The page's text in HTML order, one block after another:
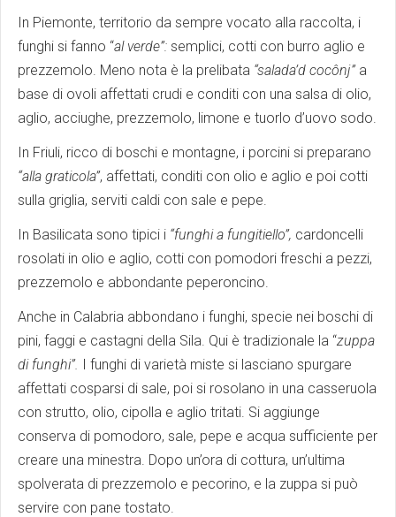
In Piemonte, territorio da sempre vocato alla raccolta, i
funghi si fanno “al verde”: semplici, cotti con burro aglio e
prezzemolo. Meno nota è la prelibata “salada’d cocônj”a
base di ovoli affettati crudi e conditi con una salsa di olio,
aglio, acciughe, prezzemolo, limone e tuorlo d’uovo sodo.
In Friuli, ricco di boschi e montagne, i porcini si preparano
“alla graticola”, affettati, conditi con olio e aglio e poi cotti
sulla griglia, serviti caldi con sale e pepe.
In Basilicata sono tipici i “funghi a fungitiello”, cardoncelli
rosolati in olio e aglio, cotti con pomodori freschi a pezzi,
prezzemolo e abbondante peperoncino.
Anche in Calabria abbondano i funghi, specie nei boschi di
pini, faggi e castagni della Sila. Qui è tradizionale la “zuppa
di funghi”. I funghi di varietà miste si lasciano spurgare
affettati cosparsi di sale, poi si rosolano in una casseruola
con strutto, olio, cipolla e aglio tritati. Si aggiunge
conserva di pomodoro, sale, pepe e acqua sufficiente per
creare una minestra. Dopo un’ora di cottura, un’ultima
spolverata di prezzemolo e pecorino, e la zuppa si può
servire con pane tostato.